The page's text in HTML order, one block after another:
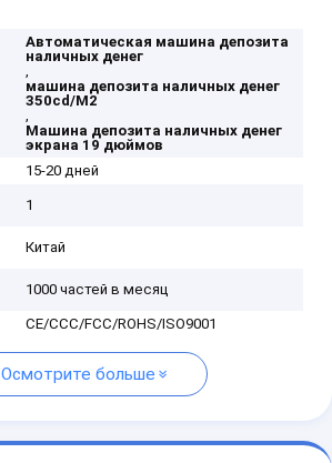
Автоматическая машина депозита
наличных денег
,
машина депозита наличных денег
350cd/M2
,
Машина депозита наличных денег
экрана 19 дюймов
15-20 дней
1
Китай
1000 частей в месяц
CE/CCC/FCC/ROHS/ISO9001
Осмотрите больше